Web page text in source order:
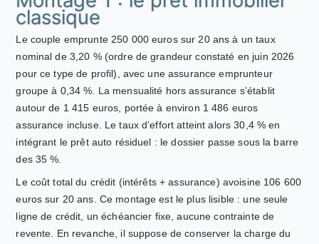
classique
Le couple emprunte 250 000 euros sur 20 ans à un taux
nominal de 3,20 % (ordre de grandeur constaté en juin 2026
pour ce type de profil), avec une assurance emprunteur
groupe à 0,34 %. La mensualité hors assurance s’établit
autour de 1 415 euros, portée à environ 1 486 euros
assurance incluse. Le taux d’effort atteint alors 30,4 % en
intégrant le prêt auto résiduel : le dossier passe sous la barre
des 35 %.
Le coût total du crédit (intérêts + assurance) avoisine 106 600
euros sur 20 ans. Ce montage est le plus lisible : une seule
ligne de crédit, un échéancier fixe, aucune contrainte de
revente. En revanche, il suppose de conserver la charge du